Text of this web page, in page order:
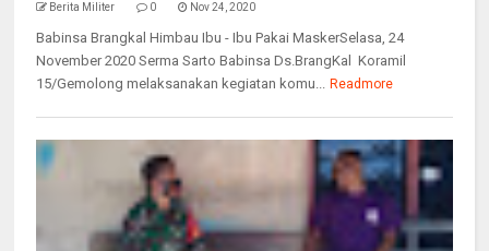
Berita Militer 0 Nov 24, 2020
Babinsa Brangkal Himbau Ibu - Ibu Pakai MaskerSelasa, 24
November 2020 Serma Sarto Babinsa Ds.BrangKal Koramil
15/Gemolong melaksanakan kegiatan komu... Readmore